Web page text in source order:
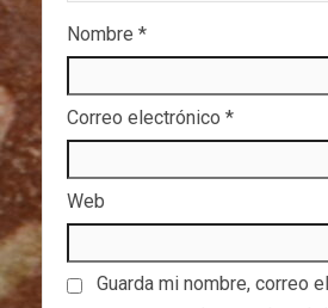
Nombre *
Correo electrónico *
Web
Guarda mi nombre, correo